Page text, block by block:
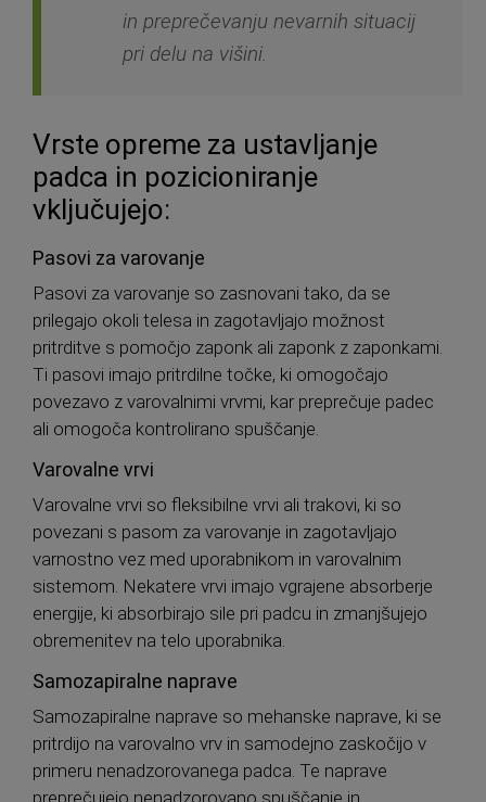
in preprečevanju nevarnih situacij
pri delu na višini.
Vrste opreme za ustavljanje
padca in pozicioniranje
vključujejo:
Pasovi za varovanje
Pasovi za varovanje so zasnovani tako, da se
prilegajo okoli telesa in zagotavljajo možnost
pritrditve s pomočjo zaponk ali zaponk z zaponkami.
Ti pasovi imajo pritrdilne točke, ki omogočajo
povezavo z varovalnimi vrvmi, kar preprečuje padec
ali omogoča kontrolirano spuščanje.
Varovalne vrvi
Varovalne vrvi so fleksibilne vrvi ali trakovi, ki so
povezani s pasom za varovanje in zagotavljajo
varnostno vez med uporabnikom in varovalnim
sistemom. Nekatere vrvi imajo vgrajene absorberje
energije, ki absorbirajo sile pri padcu in zmanjšujejo
obremenitev na telo uporabnika.
Samozapiralne naprave
Samozapiralne naprave so mehanske naprave, ki se
pritrdijo na varovalno vrv in samodejno zaskočijo v
primeru nenadzorovanega padca. Te naprave
preprečujejo nenadzorovano spuščanje in